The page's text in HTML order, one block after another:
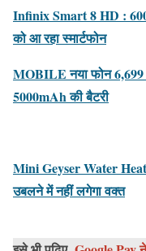
Infinix Smart 8 HD :
को आ रहा स्मार्टफोन
MOBILE नया फोन
5000mAh की बैटरी
Mini Geyser Water
उबलने में नहीं लगेगा वक्त